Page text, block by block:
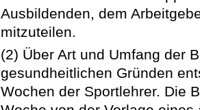
Ausbildenden, dem
mitzuteilen.
(2) Über Art und Umfang der
gesundheitlichen Gründen
Wochen der Sportlehrer. Die